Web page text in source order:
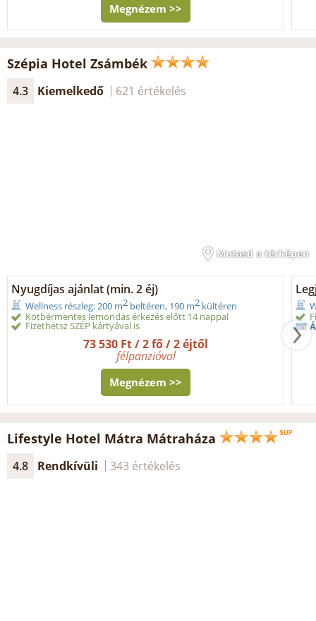
Megnézem >>
Szépia Hotel Zsámbék
4.3 Kiemelkedő 621 értékelés
Mutasd a térképen
Nyugdíjas ajánlat (min. 2 éj)
Wellness részleg: 200 m2 beltéren, 190 m2 kültéren
Kötbérmentes lemondás érkezés előtt 14 nappal
Fizethetsz SZÉP kártyával is
73 530 Ft / 2 fő / 2 éjtől
félpanzióval
Megnézem >>
Lifestyle Hotel Mátra Mátraháza
4.8 Rendkívüli 343 értékelés